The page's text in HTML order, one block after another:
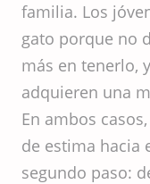
familia. Los
gato porque no
más en tenerlo,
adquieren una
En ambos
de estima hacia
segundo paso: